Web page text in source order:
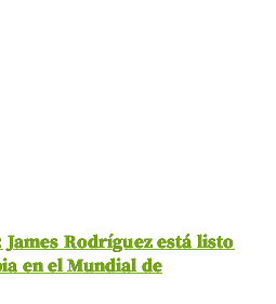
James Rodríguez está listo
en el Mundial de